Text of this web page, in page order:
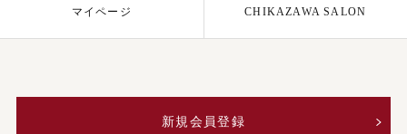
マイページ CHIKAZAWA SALON
新規会員登録